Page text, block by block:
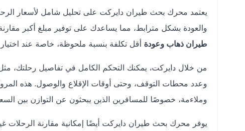
يعتمد محرك بحث طيران دايركت على تحليل شامل لأسعار
والعودة بشكل مترابط، مما يساعدك على توفير مبلغ أكبر
طيران ذهاب وعودة أقل تكلفة بنسبة ملحوظة، خاصة عند
من خلال دايركت، يمكنك التحكم الكامل في تفاصيل رحلتك، مثل
وعدد محطات التوقف، وحتى أوقات الإقلاع والوصول. هذه
وملاءمة، خصوصًا للمسافرين الذين يبحثون عن التوازن بين
يوفر محرك بحث طيران دايركت أيضًا إمكانية مقارنة الرحلات